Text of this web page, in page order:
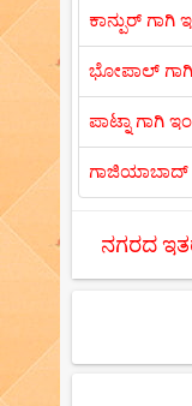
ಕಾನ್ಪುರ್
ಭೋಪಾಲ್
ಪಾಟ್ನಾ ಗಾಗಿ
ಗಾಜಿಯಾಬಾದ್
ನಗರದ